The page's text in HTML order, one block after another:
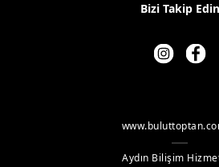
Bizi Takip Edin
Aydın Bilişim